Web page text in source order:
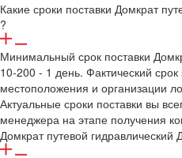
Какие сроки поставки Домкрат
?
Минимальный срок поставки
10-200 - 1 день. Фактический срок
местоположения и организации
Актуальные сроки поставки вы
менеджера на этапе получения
Домкрат путевой